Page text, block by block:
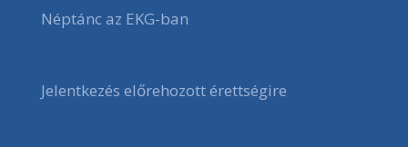
Néptánc az EKG-ban
Jelentkezés előrehozott érettségire